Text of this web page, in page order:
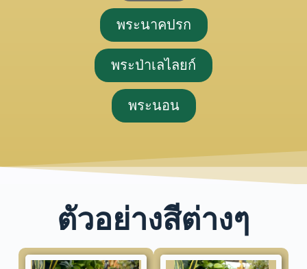
พระนาคปรก
พระป่าเลไลยก์
พระนอน
ตัวอย่างสีต่างๆ